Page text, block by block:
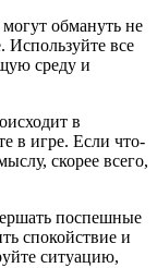
обмануть не
Используйте все
среду и
в
в игре. Если что-
скорее всего,
поспешные
спокойствие и
ситуацию,